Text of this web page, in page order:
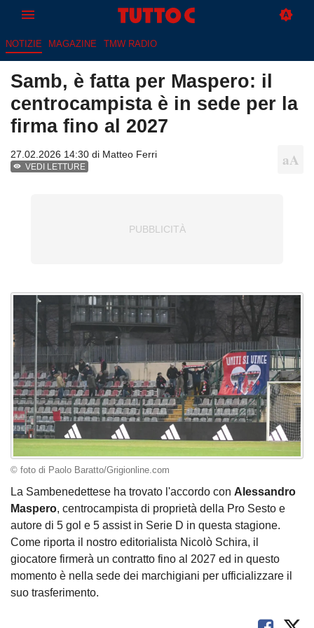
NOTIZIE MAGAZINE TMW RADIO
Samb, è fatta per Maspero: il
centrocampista è in sede per la
firma fino al 2027
27.02.2026 14:30 di Matteo Ferri
VEDI LETTURE
© foto di Paolo Baratto/Grigionline.com
La Sambenedettese ha trovato l'accordo con Alessandro
Maspero, centrocampista di proprietà della Pro Sesto e
autore di 5 gol e 5 assist in Serie D in questa stagione.
Come riporta il nostro editorialista Nicolò Schira, il
giocatore firmerà un contratto fino al 2027 ed in questo
momento è nella sede dei marchigiani per ufficializzare il
suo trasferimento.